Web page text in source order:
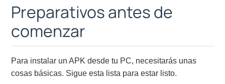
Preparativos antes de
comenzar
Para instalar un APK desde tu PC, necesitarás unas
cosas básicas. Sigue esta lista para estar listo.